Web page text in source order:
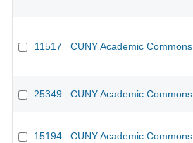
11517 CUNY Academic Commons
25349 CUNY Academic Commons
15194 CUNY Academic Commons